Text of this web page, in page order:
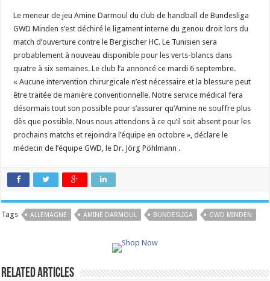
Le meneur de jeu Amine Darmoul du club de handball de Bundesliga
GWD Minden s’est déchiré le ligament interne du genou droit lors du
match d’ouverture contre le Bergischer HC. Le Tunisien sera
probablement à nouveau disponible pour les verts-blancs dans
quatre à six semaines. Le club l’a annoncé ce mardi 6 septembre.
« Aucune intervention chirurgicale n’est nécessaire et la blessure peut
être traitée de manière conventionnelle. Notre service médical fera
désormais tout son possible pour s’assurer qu’Amine ne souffre plus
dès que possible. Nous nous attendons à ce qu’il soit absent pour les
prochains matchs et rejoindra l’équipe en octobre », déclare le
médecin de l’équipe GWD, le Dr. Jörg Pöhlmann .
Tags ALLEMAGNE AMINE DARMOUL BUNDESLIGA GWD MINDEN
Related Articles